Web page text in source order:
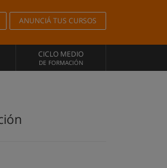
ANUNCIÁ TUS CURSOS
CICLO MEDIO
DE FORMACIÓN